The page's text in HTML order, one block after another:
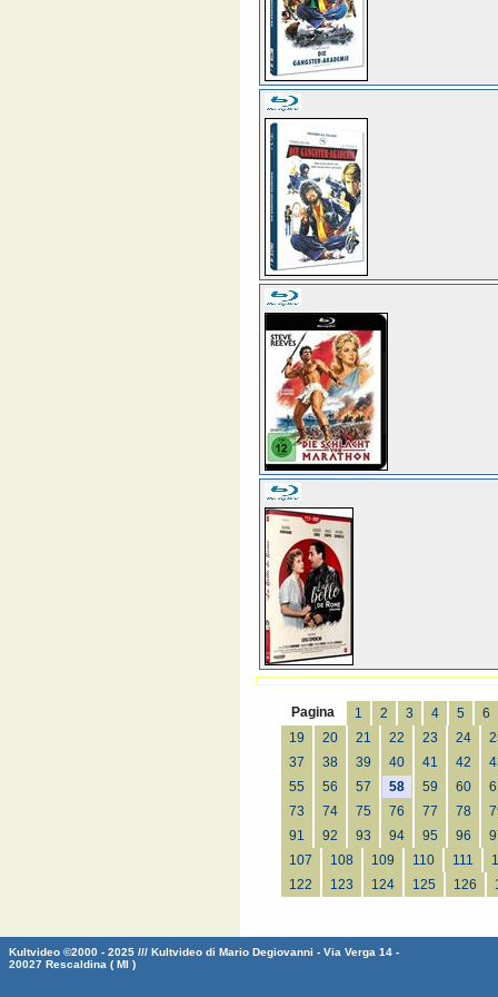
Pagina 1 2 3 4 5
6
19
20 21 22 23 24
37
38 39 40 41 42
55
56 57 58 59 60
73
74 75 76 77 78
91
92 93 94 95 96
107
108 109 110 111
122
123 124 125 126
Kultvideo ©2000 - 2025 /// Kultvideo di Mario Degiovanni - Via Verga 14 -
20027 Rescaldina ( MI )